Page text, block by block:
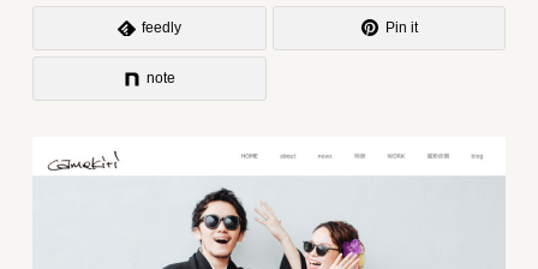
feedly Pin it
note